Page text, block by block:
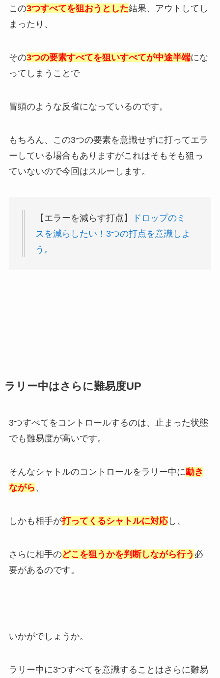
この3つすべてを狙おうとした結果、アウトしてし
まったり、
その3つの要素すべてを狙いすべてが中途半端にな
ってしまうことで
冒頭のような反省になっているのです。
もちろん、この3つの要素を意識せずに打ってエラ
ーしている場合もありますがこれはそもそも狙っ
ていないので今回はスルーします。
【エラーを減らす打点】
ドロップのミ
スを減らしたい！3つの打点を意識しよ
う。
ラリー中はさらに難易度UP
3つすべてをコントロールするのは、止まった状態
でも難易度が高いです。
そんなシャトルのコントロールをラリー中に動き
ながら 、
しかも相手が打ってくるシャトルに対応し、
さらに相手のどこを狙うかを判断しながら行う 必
要があるのです。
いかがでしょうか。
ラリー中に3つすべてを意識することはさらに難易